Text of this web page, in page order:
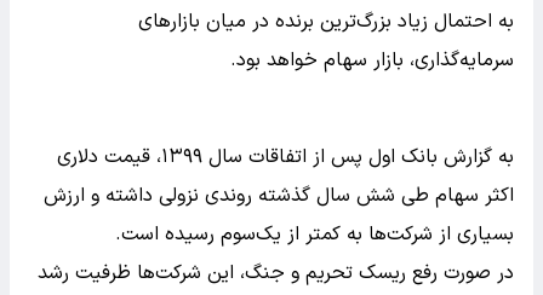
به احتمال زیاد بزرگ‌ترین برنده در میان بازارهای
سرمایه‌گذاری، بازار سهام خواهد بود.
به گزارش بانک اول پس از اتفاقات سال ۱۳۹۹، قیمت دلاری
اکثر سهام طی شش سال گذشته روندی نزولی داشته و ارزش
بسیاری از شرکت‌ها به کمتر از یک‌سوم رسیده است.
در صورت رفع ریسک تحریم و جنگ، این شرکت‌ها ظرفیت رشد